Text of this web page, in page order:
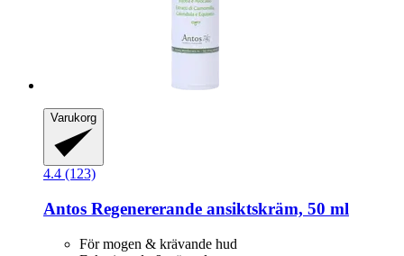
Varukorg
4.4 (123)
Antos Regenererande ansiktskräm, 50 ml
För mogen & krävande hud